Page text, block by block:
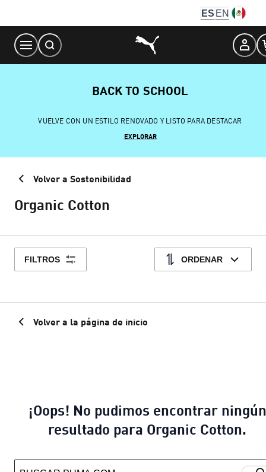
Content
ES EN
BACK TO SCHOOL
VUELVE CON UN ESTILO RENOVADO Y LISTO PARA DESTACAR
EXPLORAR
Volver a Sostenibilidad
Organic Cotton
FILTROS ORDENAR
Volver a la página de inicio
¡Oops! No pudimos encontrar ningún
resultado para Organic Cotton.